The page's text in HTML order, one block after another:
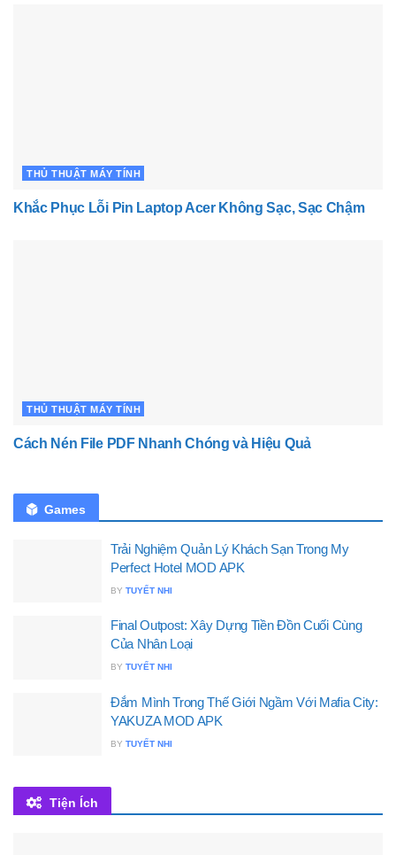
THỦ THUẬT MÁY TÍNH
Khắc Phục Lỗi Pin Laptop Acer Không Sạc, Sạc Chậm
THỦ THUẬT MÁY TÍNH
Cách Nén File PDF Nhanh Chóng và Hiệu Quả
Games
Trải Nghiệm Quản Lý Khách Sạn Trong My
Perfect Hotel MOD APK
BY TUYẾT NHI
Final Outpost: Xây Dựng Tiền Đồn Cuối Cùng
Của Nhân Loại
BY TUYẾT NHI
Đắm Mình Trong Thế Giới Ngầm Với Mafia City:
YAKUZA MOD APK
BY TUYẾT NHI
Tiện Ích